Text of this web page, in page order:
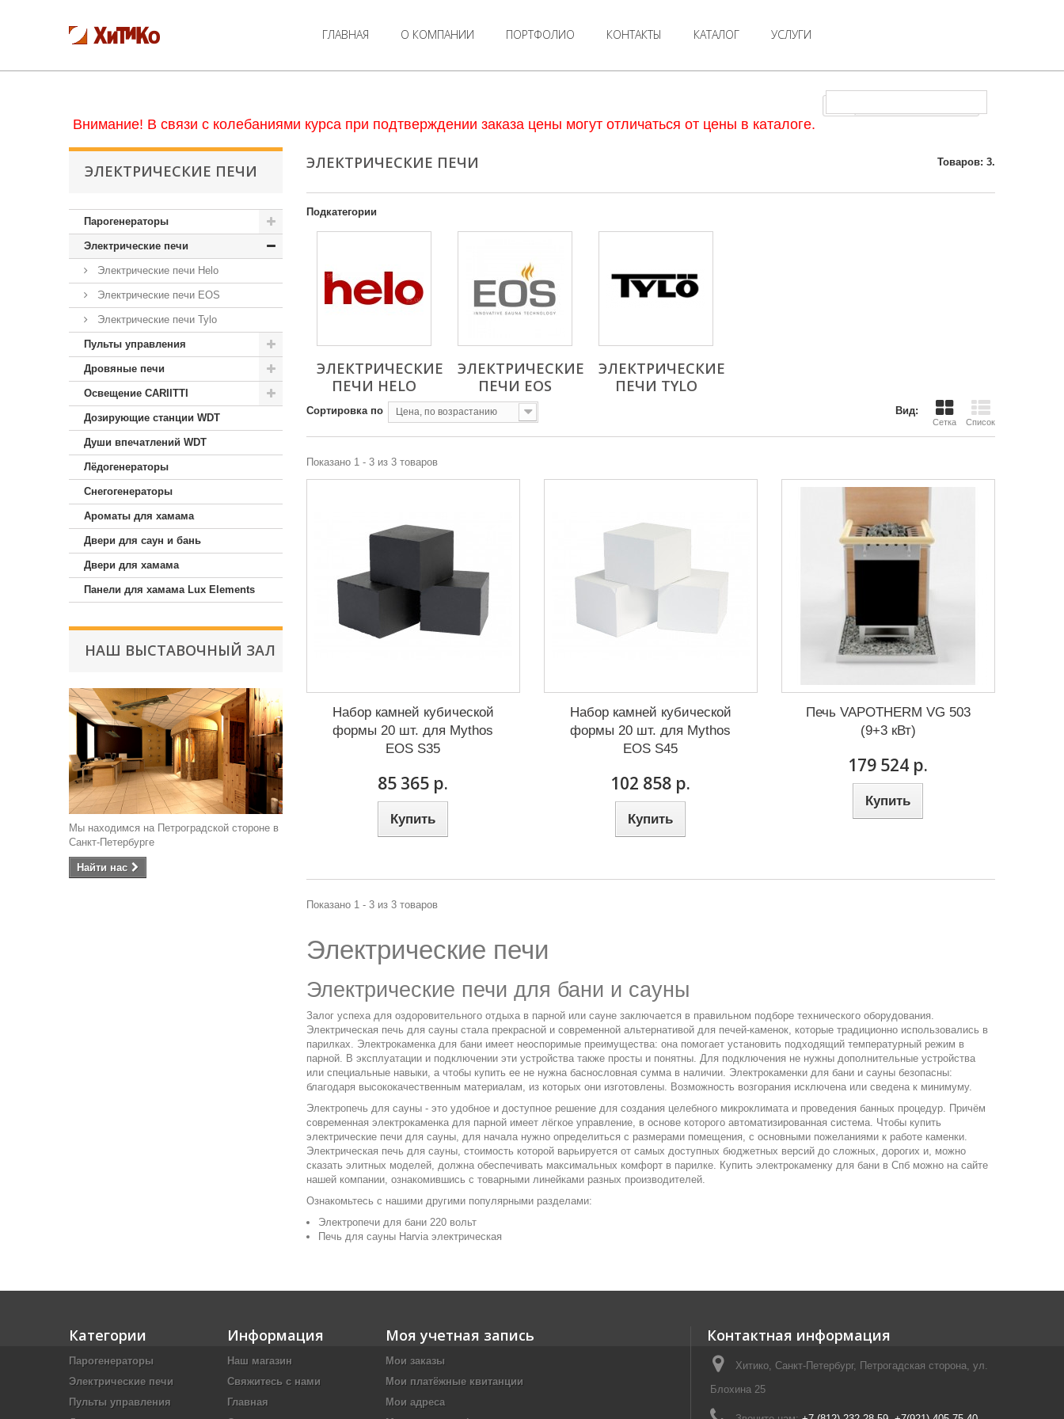
ГЛАВНАЯ О КОМПАНИИ ПОРТФОЛИО КОНТАКТЫ КАТАЛОГ УСЛУГИ
Внимание! В связи с колебаниями курса при подтверждении заказа цены могут отличаться от цены в каталоге.
ЭЛЕКТРИЧЕСКИЕ ПЕЧИ
Парогенераторы
Электрические печи
Электрические печи Helo
Электрические печи EOS
Электрические печи Tylo
Пульты управления
Дровяные печи
Освещение CARIITTI
Дозирующие станции WDT
Души впечатлений WDT
Лёдогенераторы
Снегогенераторы
Ароматы для хамама
Двери для саун и бань
Двери для хамама
Панели для хамама Lux Elements
НАШ ВЫСТАВОЧНЫЙ ЗАЛ
Мы находимся на Петроградской стороне в
Санкт-Петербурге
Найти наc
ЭЛЕКТРИЧЕСКИЕ ПЕЧИ Товаров: 3.
Подкатегории
ЭЛЕКТРИЧЕСКИЕ
ПЕЧИ HELO
ЭЛЕКТРИЧЕСКИЕ
ПЕЧИ EOS
ЭЛЕКТРИЧЕСКИЕ
ПЕЧИ TYLO
Вид:
Сетка Список
Сортировка по Цена, по возрастанию
Показано 1 - 3 из 3 товаров
Набор камней кубической
формы 20 шт. для Mythos
EOS S35
85 365 р.
Купить
Набор камней кубической
формы 20 шт. для Mythos
EOS S45
102 858 р.
Купить
Печь VAPOTHERM VG 503
(9+3 кВт)
179 524 р.
Купить
Показано 1 - 3 из 3 товаров
Электрические печи
Электрические печи для бани и сауны
Залог успеха для оздоровительного отдыха в парной или сауне заключается в правильном подборе технического оборудования.
Электрическая печь для сауны стала прекрасной и современной альтернативой для печей-каменок, которые традиционно использовались в
парилках. Электрокаменка для бани имеет неоспоримые преимущества: она помогает установить подходящий температурный режим в
парной. В эксплуатации и подключении эти устройства также просты и понятны. Для подключения не нужны дополнительные устройства
или специальные навыки, а чтобы купить ее не нужна баснословная сумма в наличии. Электрокаменки для бани и сауны безопасны:
благодаря высококачественным материалам, из которых они изготовлены. Возможность возгорания исключена или сведена к минимуму.
Электропечь для сауны - это удобное и доступное решение для создания целебного микроклимата и проведения банных процедур. Причём
современная электрокаменка для парной имеет лёгкое управление, в основе которого автоматизированная система. Чтобы купить
электрические печи для сауны, для начала нужно определиться с размерами помещения, с основными пожеланиями к работе каменки.
Электрическая печь для сауны, стоимость которой варьируется от самых доступных бюджетных версий до сложных, дорогих и, можно
сказать элитных моделей, должна обеспечивать максимальных комфорт в парилке. Купить электрокаменку для бани в Спб можно на сайте
нашей компании, ознакомившись с товарными линейками разных производителей.
Ознакомьтесь с нашими другими популярными разделами:
Электропечи для бани 220 вольт
Печь для сауны Harvia электрическая
Категории
Парогенераторы
Электрические печи
Пульты управления
Информация
Наш магазин
Свяжитесь с нами
Главная
Моя учетная запись
Мои заказы
Мои платёжные квитанции
Мои адреса
Контактная информация
Хитико, Санкт-Петербург, Петрогадская сторона, ул.
Блохина 25